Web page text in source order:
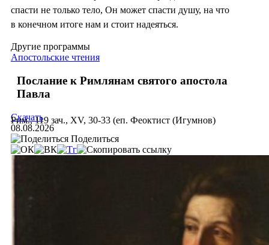
спасти не только тело, Он может спасти душу, на что
в конечном итоге нам и стоит надеяться.
Другие программы
Апостольские чтения
Послание к Римлянам святого апостола
Павла
Рим., 119 зач., XV, 30-33 (еп. Феоктист (Игумнов)
Скачать
08.08.2026
Поделиться